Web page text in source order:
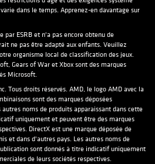
dans le temps. Apprenez-en davantage sur
par ESRB et n'a pas encore obtenu de
ne pas être adapté aux enfants. Veuillez
organisme local de classification des jeux.
Gears of War et Xbox sont des marques
Microsoft.
Tous droits réservés. AMD, le logo AMD avec la
sont des marques déposées
autres noms de produits apparaissant dans cette
uniquement et peuvent être des marques
DirectX est une marque déposée de
et dans d'autres pays. Les autres noms de
sont donnés à titre indicatif uniquement
de leurs sociétés respectives.